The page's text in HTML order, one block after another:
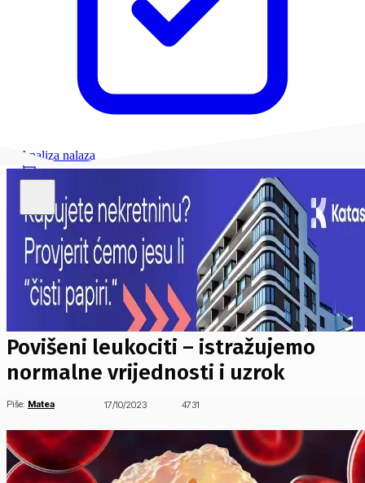
Analiza nalaza
Povišeni leukociti – istražujemo
normalne vrijednosti i uzrok
Piše: Matea 17/10/2023 4731